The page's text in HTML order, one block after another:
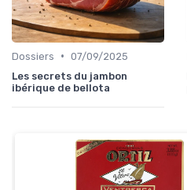
Dossiers • 07/09/2025
Les secrets du jambon
ibérique de bellota